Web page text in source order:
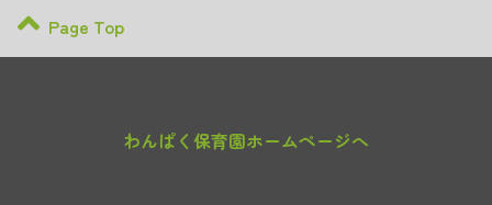
Page Top
わんぱく保育園ホームページへ